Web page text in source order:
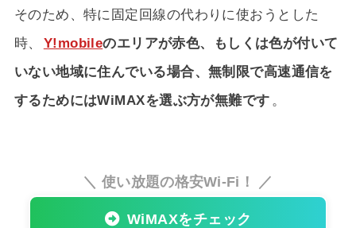
そのため、特に固定回線の代わりに使おうとした
時、
Y!mobileのエリアが赤色、もしくは色が付いて
いない地域に住んでいる場合、無制限で高速通信を
するためにはWiMAXを選ぶ方が無難です 。
＼ 使い放題の格安Wi-Fi！ ／
WiMAXをチェック